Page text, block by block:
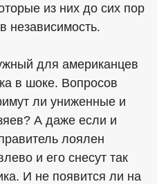
из них до сих пор
независимость.
для американцев
в шоке. Вопросов
ли униженные и
А даже если и
лоялен
и его снесут так
И не появится ли на